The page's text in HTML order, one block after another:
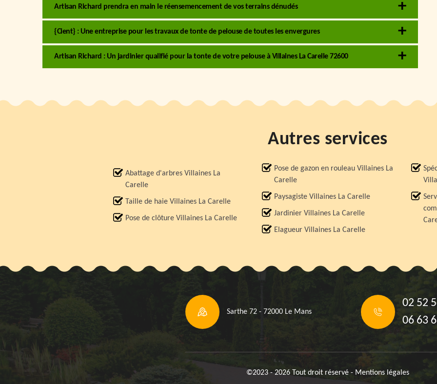
Artisan Richard prendra en main le réensemencement de vos terrains dénudés
{Cient} : Une entreprise pour les travaux de tonte de pelouse de toutes les envergures
Artisan Richard : Un jardinier qualifié pour la tonte de votre pelouse à Villaines La Carelle 72600
Autres services
Abattage d'arbres Villaines La
Carelle
Taille de haie Villaines La Carelle
Pose de clôture Villaines La Carelle
Pose de gazon en rouleau Villaines La
Carelle
Paysagiste Villaines La Carelle
Jardinier Villaines La Carelle
Elagueur Villaines La Carelle
Sarthe 72 - 72000 Le Mans
02 52
06 63
©2023 - 2026 Tout droit réservé - Mentions légales